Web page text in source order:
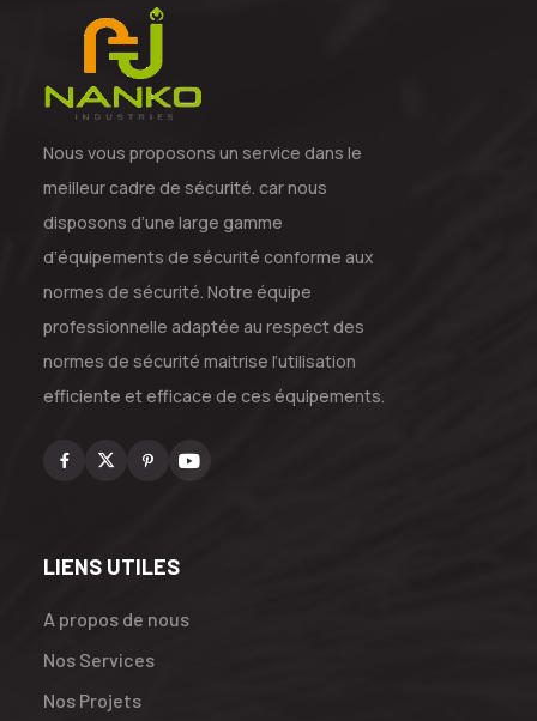
Nous vous proposons un service dans le
meilleur cadre de sécurité. car nous
disposons d’une large gamme
d’équipements de sécurité conforme aux
normes de sécurité. Notre équipe
professionnelle adaptée au respect des
normes de sécurité maitrise l’utilisation
efficiente et efficace de ces équipements.
LIENS UTILES
A propos de nous
Nos Services
Nos Projets